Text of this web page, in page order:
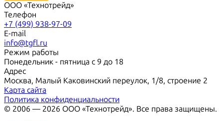
ООО «Технотрейд»
Телефон
+7 (499) 938-97-09
E-mail
info@tgfl.ru
Режим работы
Понедельник - пятница с 9 до 18
Адрес
Москва, Малый Каковинский переулок, 1/8, строение 2
Карта сайта
Политика конфиденциальности
© 2006 — 2026 ООО «Технотрейд». Все права защищены.